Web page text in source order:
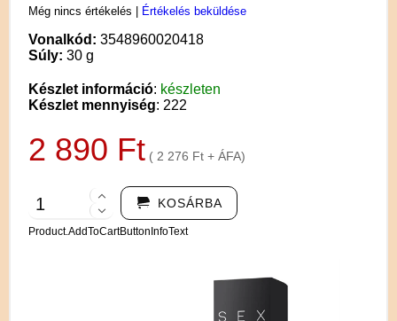
Még nincs értékelés Értékelés beküldése
Vonalkód: 3548960020418
Súly: 30 g
Készlet információ: készleten
Készlet mennyiség: 222
2 890 Ft ( 2 276 Ft + ÁFA)
KOSÁRBA
Product.AddToCartButtonInfoText